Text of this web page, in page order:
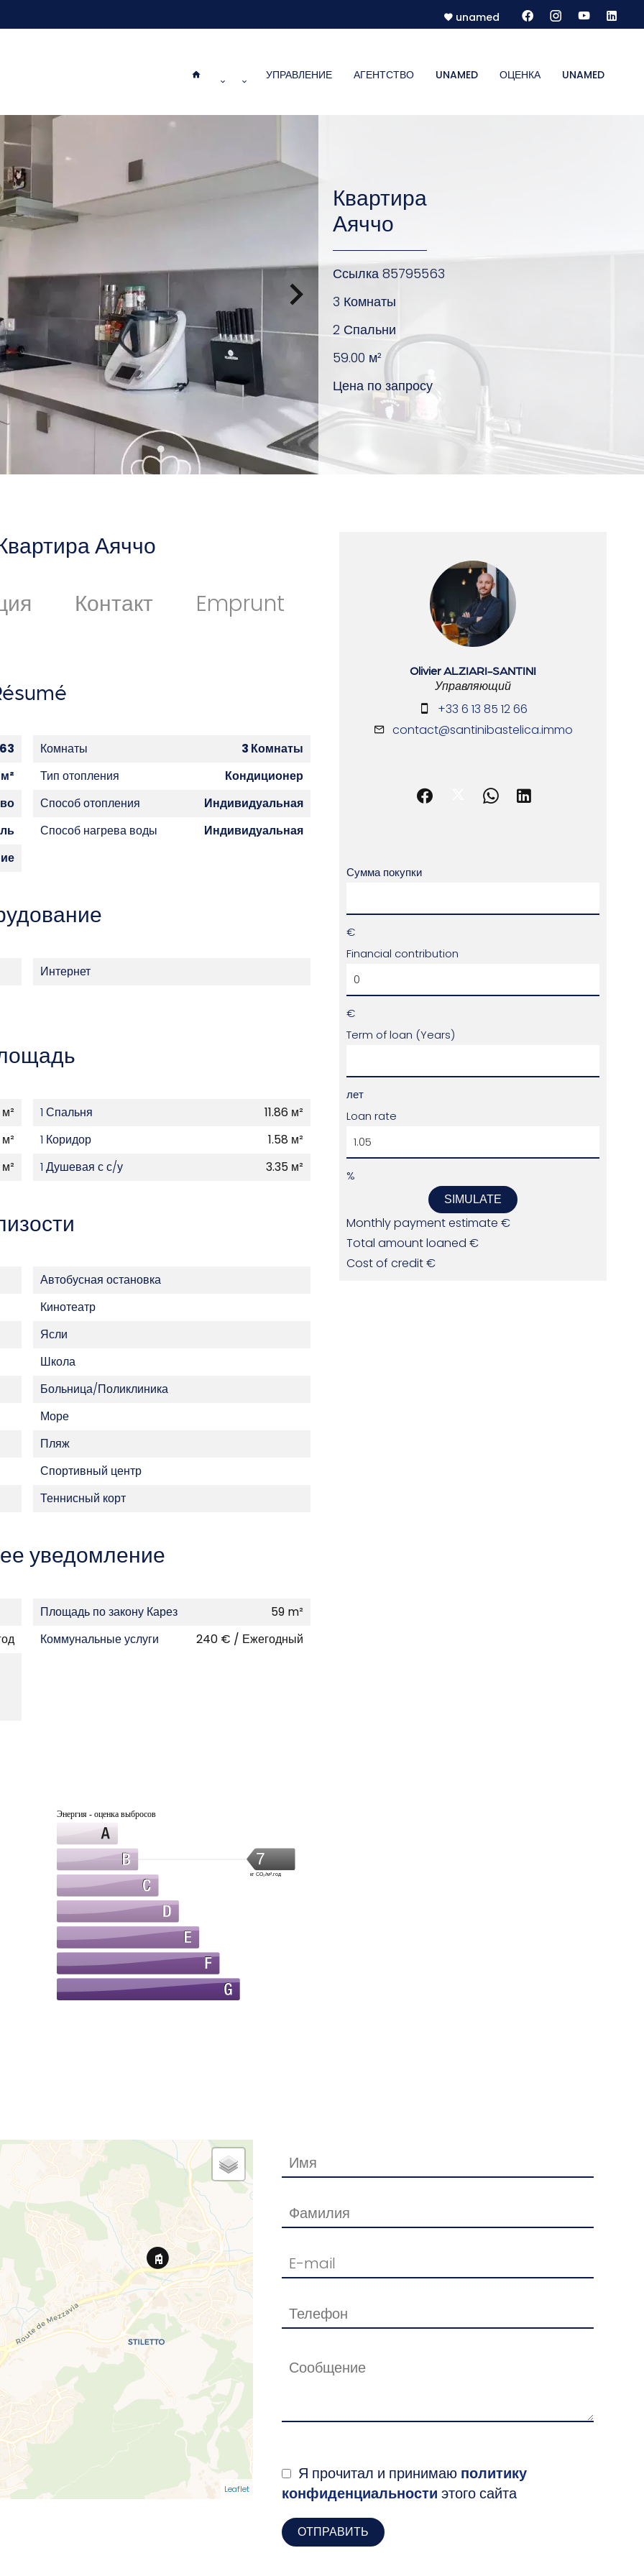
unamed
УПРАВЛЕНИЕ АГЕНТСТВО UNAMED ОЦЕНКА UNAMED
Квартира
Аяччо
Ссылка 85795563
3 Комнаты
2 Спальни
59.00 м²
Цена по запросу
Аяччо
Контакт Emprunt
Комнаты
3 Комнаты
Тип отопления
Кондиционер
Способ отопления
Индивидуальная
Способ нагрева воды
Индивидуальная
Интернет
м² 1 Спальня
11.86 м²
1 Коридор
1.58 м²
1 Душевая с с/у 3.35 м²
Автобусная остановка
Кинотеатр
Ясли
Школа
Больница/Поликлиника
Море
Пляж
Спортивный центр
Теннисный корт
уведомление
Площадь по закону Карез
59 m²
Коммунальные услуги 240 € / Ежегодный
Энергия - оценка выбросов
7
кг CO₂/м².год
Olivier ALZIARI-SANTINI
Управляющий
+33 6 13 85 12 66
contact@santinibastelica.immo
Сумма покупки
€
Financial contribution
€
Term of loan (Years)
лет
Loan rate
%
SIMULATE
Monthly payment estimate €
Total amount loaned €
Cost of credit€
Leaflet
Я прочитал и принимаю политику
конфиденциальности этого сайта
ОТПРАВИТЬ